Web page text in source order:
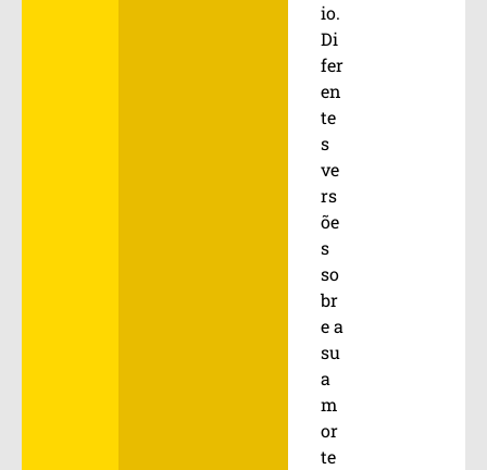
io.
Di
fer
en
te
s
ve
rs
õe
s
so
br
e a
su
a
m
or
te